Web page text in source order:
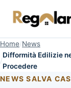
Home News
Difformità Edilizie
Procedere
NEWS SALVA